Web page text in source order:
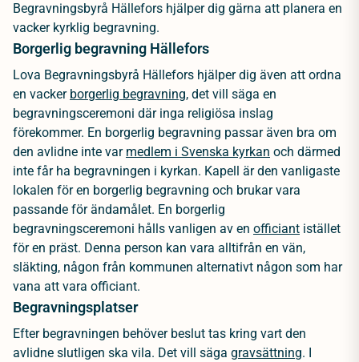
Begravningsbyrå Hällefors hjälper dig gärna att planera en
vacker kyrklig begravning.
Borgerlig begravning Hällefors
Lova Begravningsbyrå Hällefors hjälper dig även att ordna
en vacker borgerlig begravning, det vill säga en
begravningsceremoni där inga religiösa inslag
förekommer. En borgerlig begravning passar även bra om
den avlidne inte var medlem i Svenska kyrkan och därmed
inte får ha begravningen i kyrkan. Kapell är den vanligaste
lokalen för en borgerlig begravning och brukar vara
passande för ändamålet. En borgerlig
begravningsceremoni hålls vanligen av en officiant istället
för en präst. Denna person kan vara alltifrån en vän,
släkting, någon från kommunen alternativt någon som har
vana att vara officiant.
Begravningsplatser
Efter begravningen behöver beslut tas kring vart den
avlidne slutligen ska vila. Det vill säga gravsättning. I